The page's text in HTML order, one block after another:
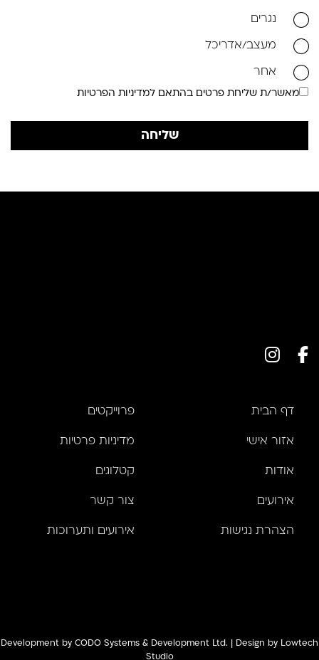
נגרים
מעצב/אדריכל
אחר
מאשר/ת שליחת פרטים בהתאם למדיניות הפרטיות
שליחה
דף הבית פרוייקטים
אזור אישי מדיניות פרטיות
אודות קטלוגים
אירועים צור קשר
הצהרת נגישות אירועים ותערוכות
Development by CODO Systems & Development Ltd. | Design by Lowtech
Studio